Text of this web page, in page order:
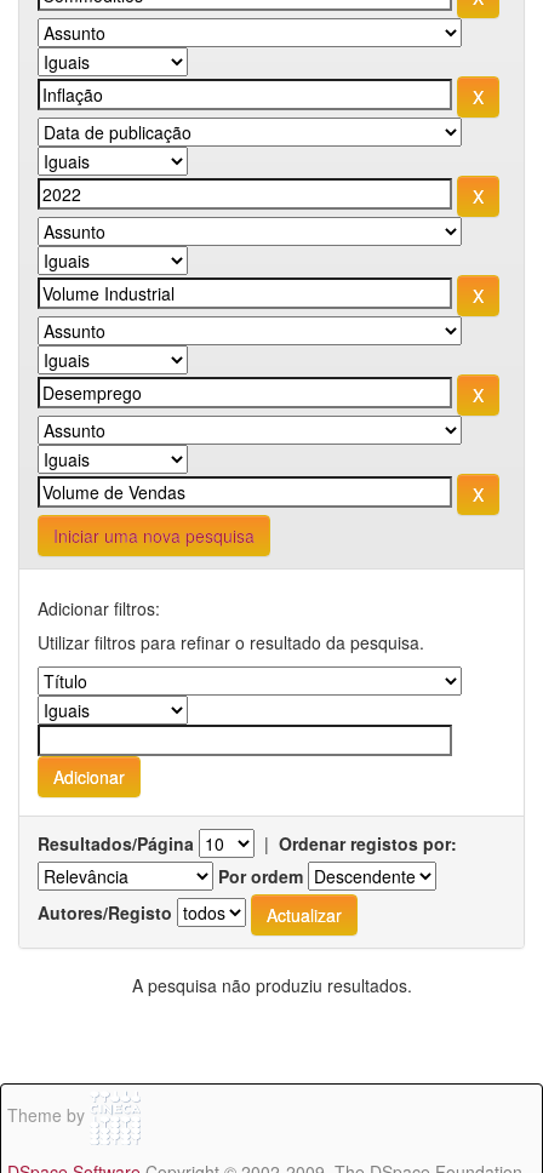
Iniciar uma nova pesquisa
Adicionar filtros:
Utilizar filtros para refinar o resultado da pesquisa.
Resultados/Página | Ordenar registos por:
Por ordem
Autores/Registo
A pesquisa não produziu resultados.
Theme by